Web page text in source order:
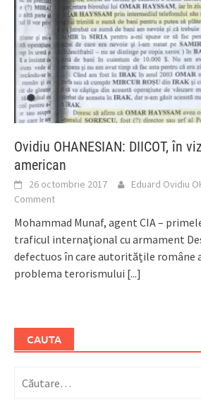
Ovidiu OHANESIAN: DIICOT, în
american
26 octombrie 2017
Eduard Ovidiu
Comment
Mohammad Munaf, agent CIA –
traficul internațional cu armament
defectuos în care autoritățile române
problema terorismului [...]
CAUTA
după: